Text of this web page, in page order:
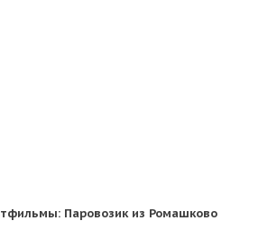
Паровозик из Ромашково